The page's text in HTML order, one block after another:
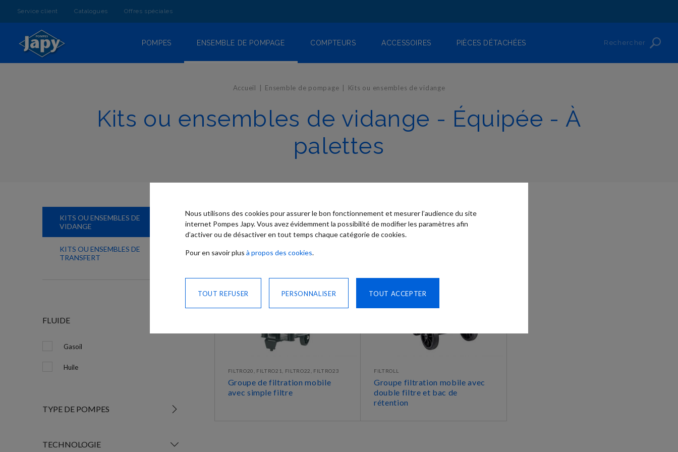
AU
Service client Catalogues Offres spéciales
Rechercher
POMPES ENSEMBLE DE POMPAGE COMPTEURS ACCESSOIRES PIÈCES DÉTACHÉES
Accueil Ensemble de pompage Kits ou ensembles de vidange
Kits ou ensembles de vidange - Équipée - À
palettes
KITS OU ENSEMBLES DE
VIDANGE
KITS OU ENSEMBLES DE
TRANSFERT
FLUIDE
Gasoil
Huile
TYPE DE POMPES
TECHNOLOGIE
FILTRO20, FILTRO21, FILTRO22, FILTRO23
Groupe de filtration mobile
avec simple filtre
FILTROLL
Groupe filtration mobile avec
double filtre et bac de
rétention
DÉCOUVRIR
Nous utilisons des cookies pour assurer le bon fonctionnement et mesurer l’audience du site
internet Pompes Japy. Vous avez évidemment la possibilité de modifier les paramètres afin
d’activer ou de désactiver en tout temps chaque catégorie de cookies.
Pour en savoir plus à propos des cookies.
TOUT ACCEPTER
PERSONNALISER
TOUT REFUSER